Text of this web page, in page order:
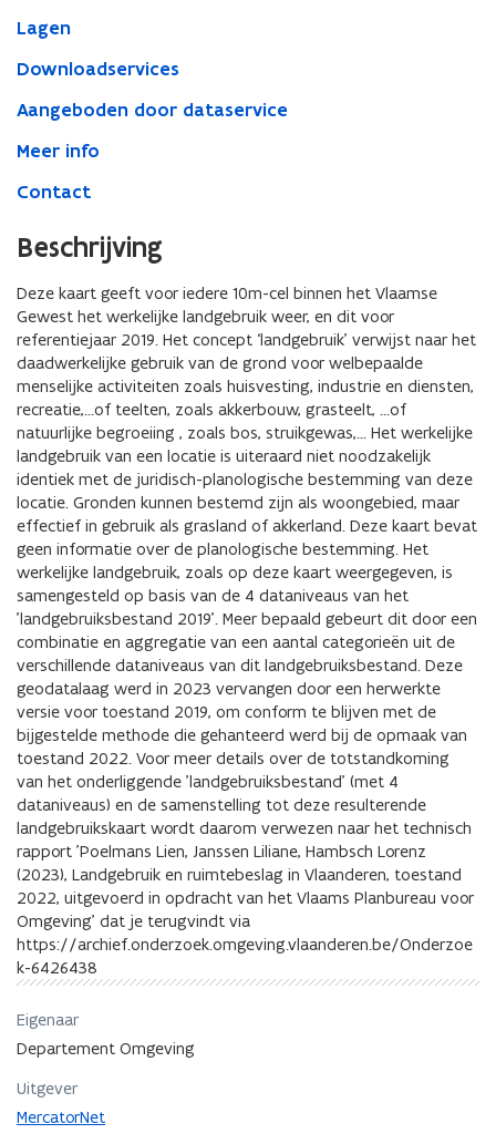
Lagen
Downloadservices
Aangeboden door dataservice
Meer info
Contact
Beschrijving
Deze kaart geeft voor iedere 10m-cel binnen het Vlaamse
Gewest het werkelijke landgebruik weer, en dit voor
referentiejaar 2019. Het concept ‘landgebruik’ verwijst naar het
daadwerkelijke gebruik van de grond voor welbepaalde
menselijke activiteiten zoals huisvesting, industrie en diensten,
recreatie,…of teelten, zoals akkerbouw, grasteelt, ...of
natuurlijke begroeiing , zoals bos, struikgewas,... Het werkelijke
landgebruik van een locatie is uiteraard niet noodzakelijk
identiek met de juridisch-planologische bestemming van deze
locatie. Gronden kunnen bestemd zijn als woongebied, maar
effectief in gebruik als grasland of akkerland. Deze kaart bevat
geen informatie over de planologische bestemming. Het
werkelijke landgebruik, zoals op deze kaart weergegeven, is
samengesteld op basis van de 4 dataniveaus van het
'landgebruiksbestand 2019'. Meer bepaald gebeurt dit door een
combinatie en aggregatie van een aantal categorieën uit de
verschillende dataniveaus van dit landgebruiksbestand. Deze
geodatalaag werd in 2023 vervangen door een herwerkte
versie voor toestand 2019, om conform te blijven met de
bijgestelde methode die gehanteerd werd bij de opmaak van
toestand 2022. Voor meer details over de totstandkoming
van het onderliggende 'landgebruiksbestand' (met 4
dataniveaus) en de samenstelling tot deze resulterende
landgebruikskaart wordt daarom verwezen naar het technisch
rapport 'Poelmans Lien, Janssen Liliane, Hambsch Lorenz
(2023), Landgebruik en ruimtebeslag in Vlaanderen, toestand
2022, uitgevoerd in opdracht van het Vlaams Planbureau voor
Omgeving' dat je terugvindt via
https://archief.onderzoek.omgeving.vlaanderen.be/Onderzoe
k-6426438
Eigenaar
Departement Omgeving
Uitgever
MercatorNet